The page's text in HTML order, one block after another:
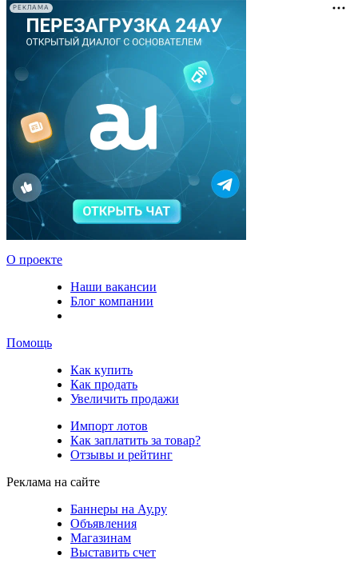
РЕКЛАМА
О проекте
Наши вакансии
Блог компании
Помощь
Как купить
Как продать
Увеличить продажи
Импорт лотов
Как заплатить за товар?
Отзывы и рейтинг
Реклама на сайте
Баннеры на Ау.ру
Объявления
Магазинам
Выставить счет